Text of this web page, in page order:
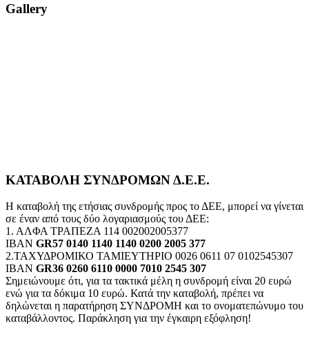
Gallery
ΚΑΤΑΒΟΛΗ ΣΥΝΔΡΟΜΩΝ Δ.Ε.Ε.
Η καταβολή της ετήσιας συνδρομής προς το ΔΕΕ, μπορεί να γίνεται
σε έναν από τους δύο λογαριασμούς του ΔΕΕ:
1. ΑΛΦΑ ΤΡΑΠΕΖΑ 114 002002005377
IBAN GR57 0140 1140 1140 0200 2005 377
2.ΤΑΧΥΔΡΟΜΙΚΟ ΤΑΜΙΕΥΤΗΡΙΟ 0026 0611 07 0102545307
IBAN GR36 0260 6110 0000 7010 2545 307
Σημειώνουμε ότι, για τα τακτικά μέλη η συνδρομή είναι 20 ευρώ
ενώ για τα δόκιμα 10 ευρώ. Κατά την καταβολή, πρέπει να
δηλώνεται η παρατήρηση ΣΥΝΔΡΟΜΗ και το ονοματεπώνυμο του
καταβάλλοντος. Παράκληση για την έγκαιρη εξόφληση!